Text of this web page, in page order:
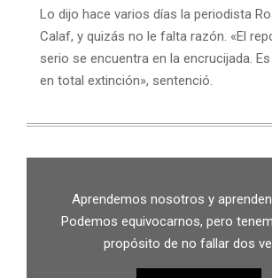
Lo dijo hace varios días la periodista
Calaf, y quizás no le falta razón. «El
serio se encuentra en la encrucijada.
en total extinción», sentenció.
Aprendemos nosotros y
Podemos equivocarnos, pero
propósito de no fallar dos